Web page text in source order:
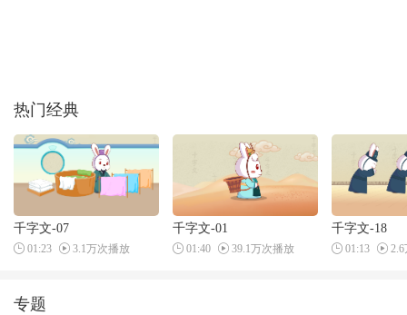
热门经典
千字文-07
01:23 3.1万次播放
千字文-01
01:40 39.1万次播放
千字文-18
01:13
专题